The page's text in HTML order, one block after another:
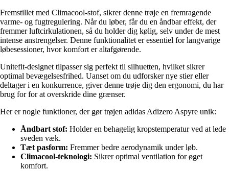
Fremstillet med Climacool-stof, sikrer denne trøje en fremragende
varme- og fugtregulering. Når du løber, får du en åndbar effekt, der
fremmer luftcirkulationen, så du holder dig kølig, selv under de mest
intense anstrengelser. Denne funktionalitet er essentiel for langvarige
løbesessioner, hvor komfort er altafgørende.
Unitefit-designet tilpasser sig perfekt til silhuetten, hvilket sikrer
optimal bevægelsesfrihed. Uanset om du udforsker nye stier eller
deltager i en konkurrence, giver denne trøje dig den ergonomi, du har
brug for for at overskride dine grænser.
Her er nogle funktioner, der gør trøjen adidas Adizero Aspyre unik:
Åndbart stof: Holder en behagelig kropstemperatur ved at lede
sveden væk.
Tæt pasform: Fremmer bedre aerodynamik under løb.
Climacool-teknologi: Sikrer optimal ventilation for øget
komfort.